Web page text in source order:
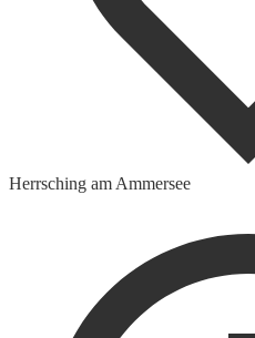
Herrsching am Ammersee